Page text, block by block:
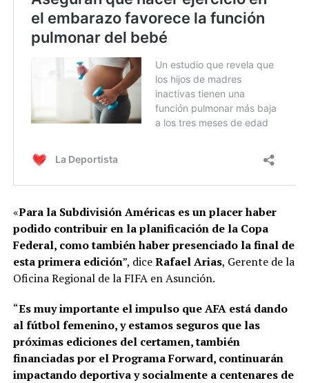
«Para la Subdivisión Américas es un placer haber
podido contribuir en la planificación de la Copa
Federal, como también haber presenciado la final de
esta primera edición”, diceRafael Arias, Gerente de la
Oficina Regional de la FIFA en Asunción.
“Es muy importante el impulso que AFA está dando
al fútbol femenino, y estamos seguros que las
próximas ediciones del certamen, también
financiadas por el Programa Forward, continuarán
impactando deportiva y socialmente a centenares de